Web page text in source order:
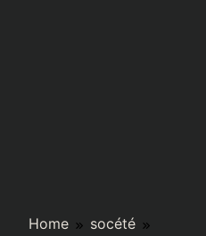
Home
socété